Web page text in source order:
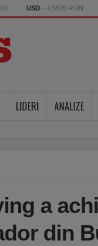
USD - 4.5595 RON
LIDERI ANALIZE
a
din